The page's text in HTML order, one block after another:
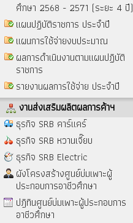
ศึกษา 2568 - 2571 (ระยะ 4 ปี)
แผนปฏิบัติราชการ ประจำปี
แผนการใช้จ่ายงบประมาณ
ผลการดำเนินงานตามแผนปฏิบัติ
ราชการ
รายงานผลการใช้จ่าย ประจำปี
งานส่งเสริมผลิตผลการค้าฯ
ธุรกิจ SRB คาร์แคร์
ธุรกิจ SRB หวานเจี๊ยบ
ธุรกิจ SRB Electric
ผังโครงสร้างศูนย์บ่มเพาะผู้
ประกอบการอาชีวศึกษา
ปฎิทินศูนย์บ่มเพาะผู้ประกอบการ
อาชีวศึกษา